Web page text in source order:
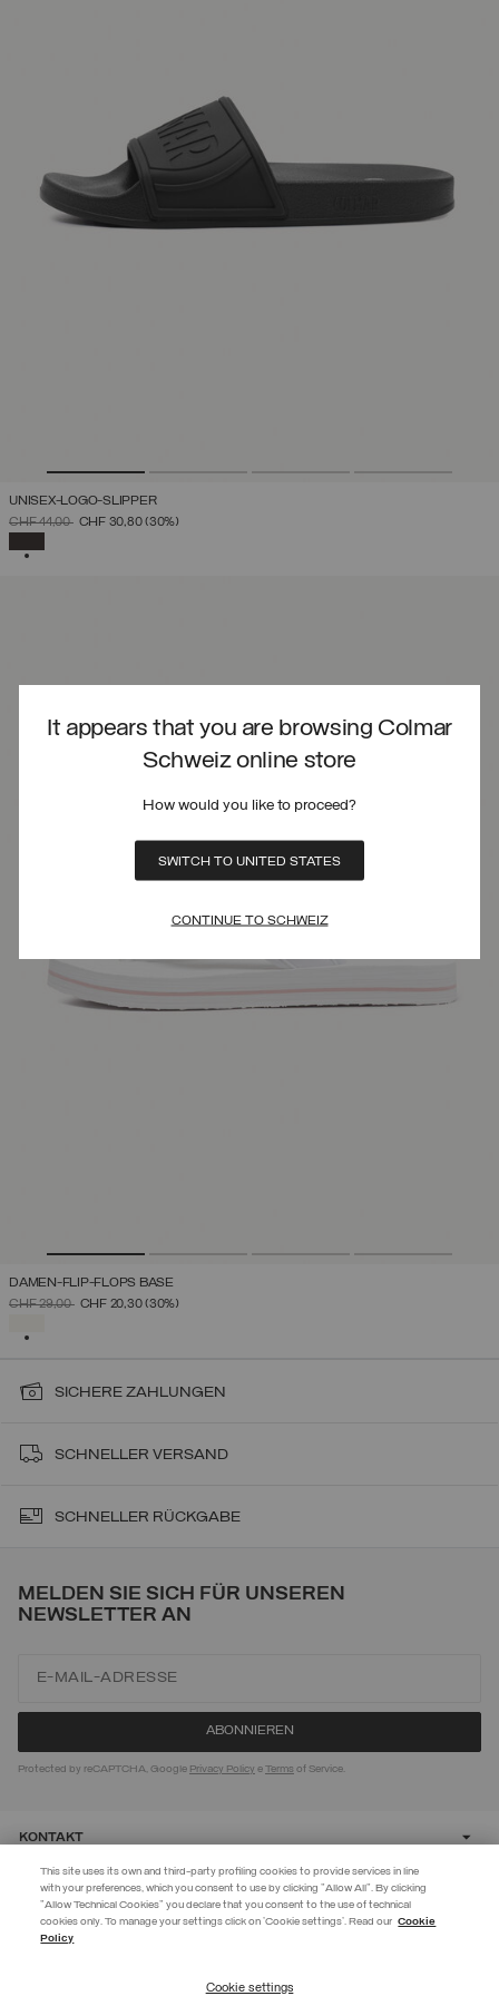
EXTRA 10%
Verwenden Sie den Code EXTRA10 auf reduzierte Artikel und sichern Sie
It appears that you are browsing Colmar
Schweiz online store
How would you like to proceed?
SWITCH TO UNITED STATES
CONTINUE TO SCHWEIZ
UNISEX-LOGO-SLIPPER
PREIS REDUZIERT VON
CHF 44,00AUF
CHF 30,80(30%)
DAMEN-FLIP-FLOPS BASE
PREIS REDUZIERT VON
CHF 29,00AUF
CHF 20,30(30%)
SICHERE ZAHLUNGEN
SCHNELLER VERSAND
SCHNELLER RÜCKGABE
MELDEN SIE SICH FÜR UNSEREN
NEWSLETTER AN
Protected by reCAPTCHA, Google Privacy Policy eTerms of Service.
KONTAKT
CUSTOMER CARE
This site uses its own and third-party profiling cookies to provide services in line
with your preferences, which you consent to use by clicking "Allow All". By clicking
"Allow Technical Cookies" you declare that you consent to the use of technical
cookies only. To manage your settings click on 'Cookie settings'. Read our Cookie
Policy
Cookie settings